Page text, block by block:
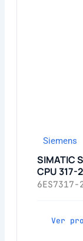
Siemens
SIMATIC
CPU 317-2
6ES7317-
Ver